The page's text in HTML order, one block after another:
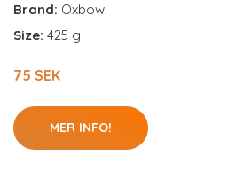
Brand: Oxbow
Size: 425 g
75 SEK
MER INFO!